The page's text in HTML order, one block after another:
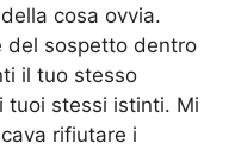
cosa ovvia.
del sospetto dentro
il tuo stesso
tuoi stessi istinti. Mi
rifiutare i